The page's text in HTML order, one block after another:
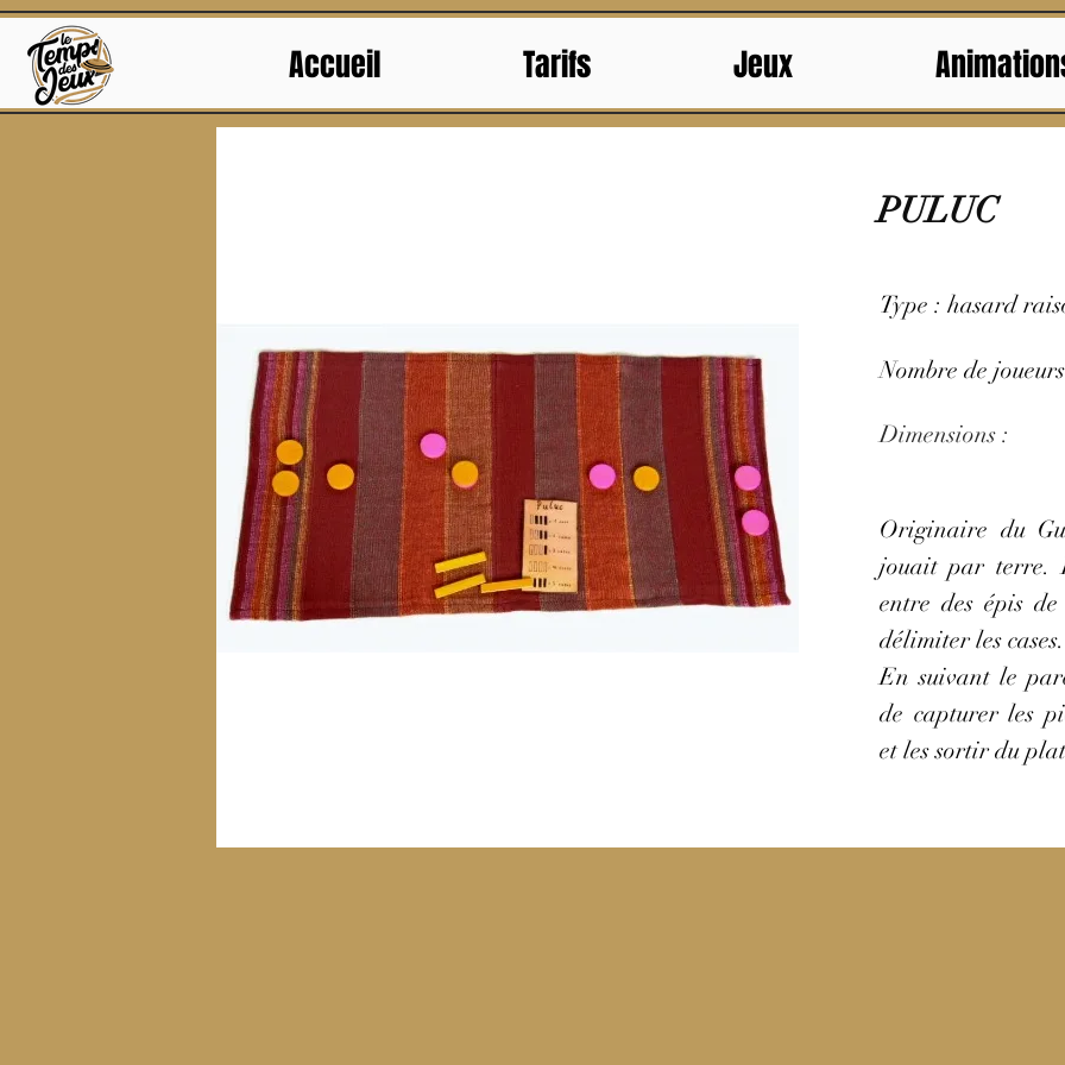
Accueil Tarifs Jeux
PULUC
Type : hasard
Nombre de
Dimensions :
Originaire du
jouait par terre.
entre des épis
délimiter les cases.
En suivant le
de capturer les
et les sortir du